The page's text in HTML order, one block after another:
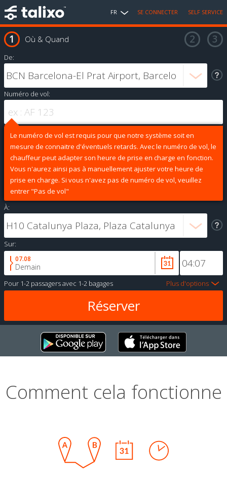
FR SE CONNECTER SELF SERVICE
Où & Quand
De:
Numéro de vol:
Le numéro de vol est requis pour que notre système soit en
mesure de connaitre d'éventuels retards. Avec le numéro de vol, le
chauffeur peut adapter son heure de prise en charge en fonction.
Vous n'aurez ainsi pas à manuellement ajuster votre heure de
prise en charge. Si vous n'avez pas de numéro de vol, veuillez
entrer "Pas de vol"
À:
Sur:
07.08
Demain
Pour 1-2 passagersavec 1-2 bagages Plus d'options
Comment cela fonctionne